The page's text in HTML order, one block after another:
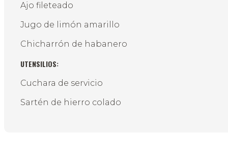
Ajo fileteado
Jugo de limón amarillo
Chicharrón de habanero
UTENSILIOS:
Cuchara de servicio
Sartén de hierro colado